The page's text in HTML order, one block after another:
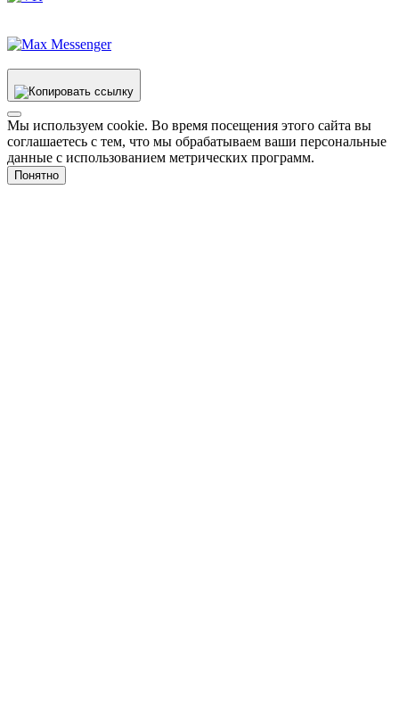
Мы используем cookie. Во время посещения этого сайта вы
соглашаетесь с тем, что мы обрабатываем ваши персональные
данные с использованием метрических программ.
Понятно